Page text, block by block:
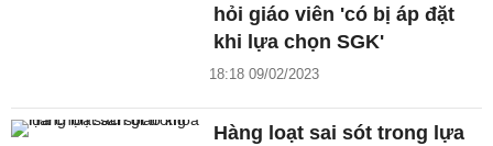
hỏi giáo viên 'có bị áp đặt
khi lựa chọn SGK'
18:18 09/02/2023
Hàng loạt sai sót trong lựa